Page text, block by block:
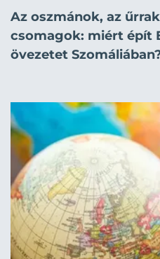
Az oszmánok, az
csomagok: miért épít
övezetet